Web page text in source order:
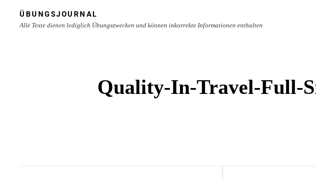
ÜBUNGSJOURNAL
Alle Texte dienen lediglich Übungszwecken und können inkorrekte Informationen enthalten
Quality-In-Travel-Full-